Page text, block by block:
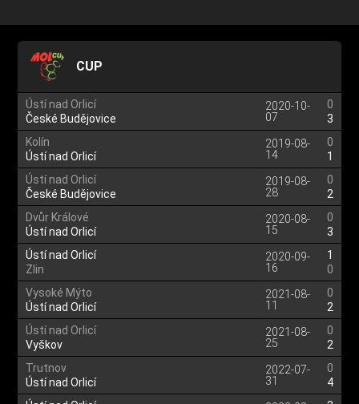
CUP
Ústí nad Orlicí
České Budějovice
2020-10-
07
0
3
Kolín
Ústí nad Orlicí
2019-08-
14
0
1
Ústí nad Orlicí
České Budějovice
2019-08-
28
0
2
Dvůr Králové
Ústí nad Orlicí
2020-08-
15
0
3
Ústí nad Orlicí
Zlin
2020-09-
16
1
0
Vysoké Mýto
Ústí nad Orlicí
2021-08-
11
0
2
Ústí nad Orlicí
Vyškov
2021-08-
25
0
2
Trutnov
Ústí nad Orlicí
2022-07-
31
0
4